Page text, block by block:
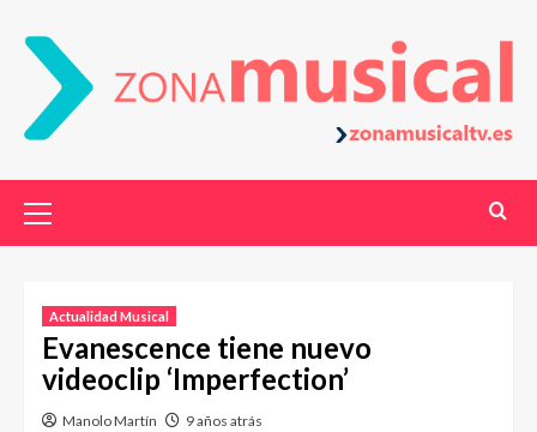
Actualidad Musical
Evanescence tiene nuevo
videoclip ‘Imperfection’
Manolo Martín 9 años atrás